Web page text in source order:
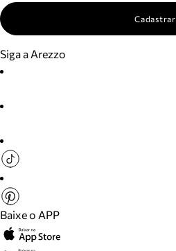
Cadastrar
Siga a Arezzo
Baixe o APP